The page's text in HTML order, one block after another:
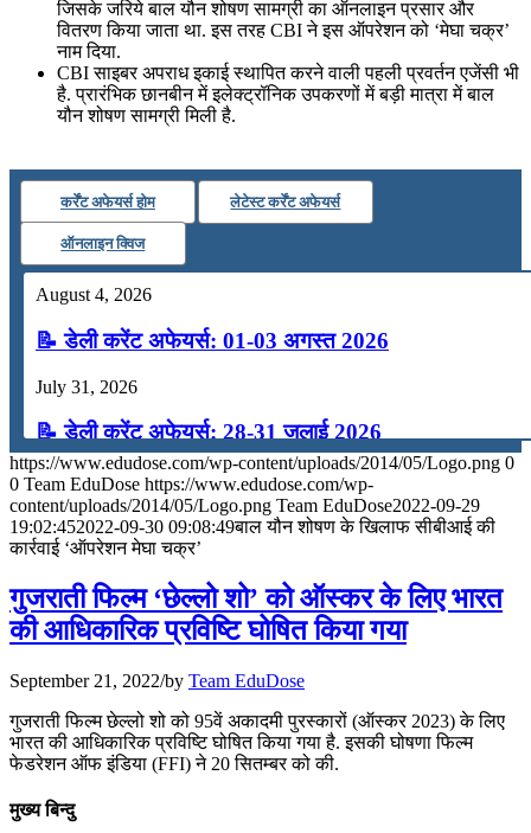
जिसके जरिये बाल यौन शोषण सामग्री का ऑनलाइन प्रसार और
वितरण किया जाता था. इस तरह CBI ने इस ऑपरेशन को ‘मेघा चक्र’
नाम दिया.
CBI साइबर अपराध इकाई स्थापित करने वाली पहली प्रवर्तन एजेंसी भी
है. प्रारंभिक छानबीन में इलेक्ट्रॉनिक उपकरणों में बड़ी मात्रा में बाल
यौन शोषण सामग्री मिली है.
कर्रेंट अफेयर्स होम लेटेस्ट कर्रेंट अफेयर्स
ऑनलाइन क्विज
August 4, 2026
📝 डेली करेंट अफेयर्स: 01-03 अगस्त 2026
July 31, 2026
📝 डेली करेंट अफेयर्स: 28-31 जुलाई 2026
July 28, 2026
📝 डेली करेंट अफेयर्स: 25-27 जुलाई 2026
📝 डेली करेंट अफेयर्स: 22-24 जुलाई 2026
📝 डेली करेंट अफेयर्स: 19-21 जुलाई 2026
July 19, 2026
📝 डेली करेंट अफेयर्स: 16-18 जुलाई 2026
https://www.edudose.com/wp-content/uploads/2014/05/Logo.png 0
0 Team EduDose https://www.edudose.com/wp-
content/uploads/2014/05/Logo.png Team EduDose2022-09-29
19:02:452022-09-30 09:08:49बाल यौन शोषण के खिलाफ सीबीआई की
कार्रवाई ‘ऑपरेशन मेघा चक्र’
गुजराती फिल्म ‘छेल्लो शो’ को ऑस्कर के लिए भारत
की आधिकारिक प्रविष्टि घोषित किया गया
September 21, 2022/by Team EduDose
गुजराती फिल्म छेल्लो शो को 95वें अकादमी पुरस्कारों (ऑस्कर 2023) के लिए
भारत की आधिकारिक प्रविष्टि घोषित किया गया है. इसकी घोषणा फिल्म
फेडरेशन ऑफ इंडिया (FFI) ने 20 सितम्बर को की.
मुख्य बिन्दु